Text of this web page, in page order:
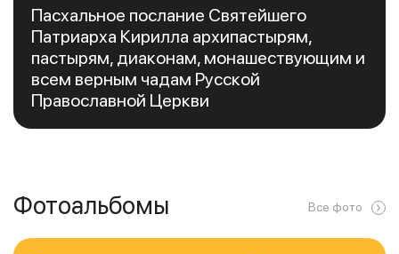
Пасхальное послание Святейшего
Патриарха Кирилла архипастырям,
пастырям, диаконам, монашествующим и
всем верным чадам Русской
Православной Церкви
Фотоальбомы Все фото